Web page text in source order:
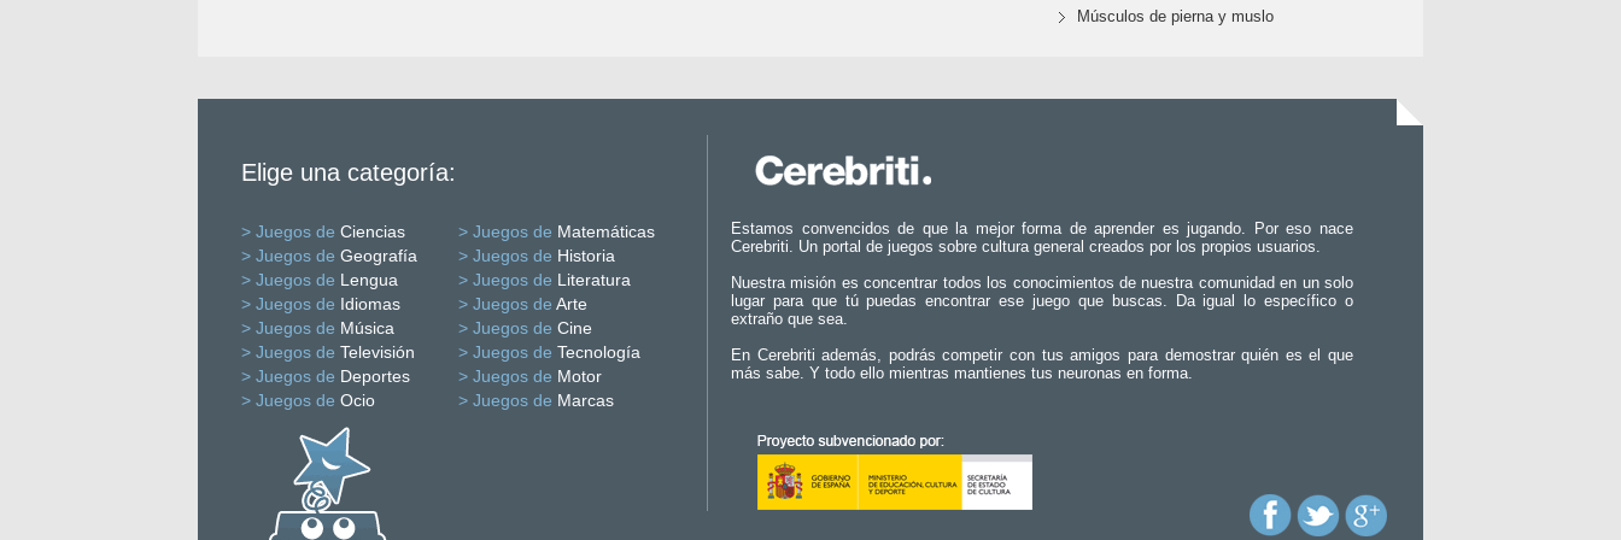
Músculos de pierna y muslo
Elige una categoría:
> Juegos de Ciencias > Juegos de Matemáticas
> Juegos de Geografía > Juegos de Historia
> Juegos de Lengua > Juegos de Literatura
> Juegos de Idiomas > Juegos de Arte
> Juegos de Música > Juegos de Cine
> Juegos de Televisión > Juegos de Tecnología
> Juegos de Deportes > Juegos de Motor
> Juegos de Ocio > Juegos de Marcas
Estamos convencidos de que la mejor forma de aprender es jugando. Por eso nace
Cerebriti. Un portal de juegos sobre cultura general creados por los propios usuarios.
Nuestra misión es concentrar todos los conocimientos de nuestra comunidad en un solo
lugar para que tú puedas encontrar ese juego que buscas. Da igual lo específico o
extraño que sea.
En Cerebriti además, podrás competir con tus amigos para demostrar quién es el que
más sabe. Y todo ello mientras mantienes tus neuronas en forma.